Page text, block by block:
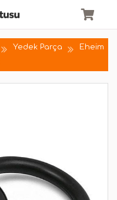
Yedek Parça
Eheim